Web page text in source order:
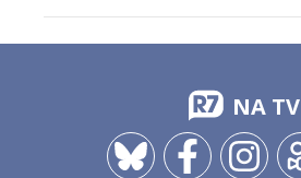
NA TV